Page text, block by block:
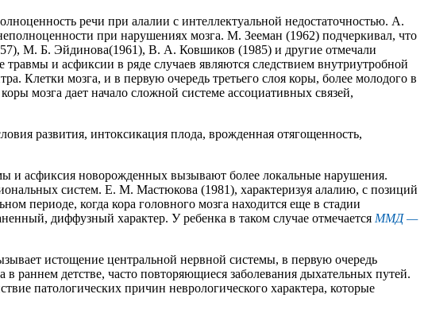
речи при алалии с интеллектуальной недостаточностью. А.
при нарушениях мозга. М. Зееман (1962) подчеркивал, что
М. Б. Эйдинова(1961), В. А. Ковшиков (1985) и другие отмечали
и асфиксии в ряде случаев являются следствием внутриутробной
Клетки мозга, и в первую очередь третьего слоя коры, более молодого в
мозга дает начало сложной системе ассоциативных связей,
развития, интоксикация плода, врожденная отягощенность,
и асфиксия новорожденных вызывают более локальные нарушения.
систем. Е. М. Мастюкова (1981), характеризуя алалию, с позиций
периоде, когда кора головного мозга находится еще в стадии
диффузный характер. У ребенка в таком случае отмечается ММД —
истощение центральной нервной системы, в первую очередь
раннем детстве, часто повторяющиеся заболевания дыхательных путей.
патологических причин неврологического характера, которые